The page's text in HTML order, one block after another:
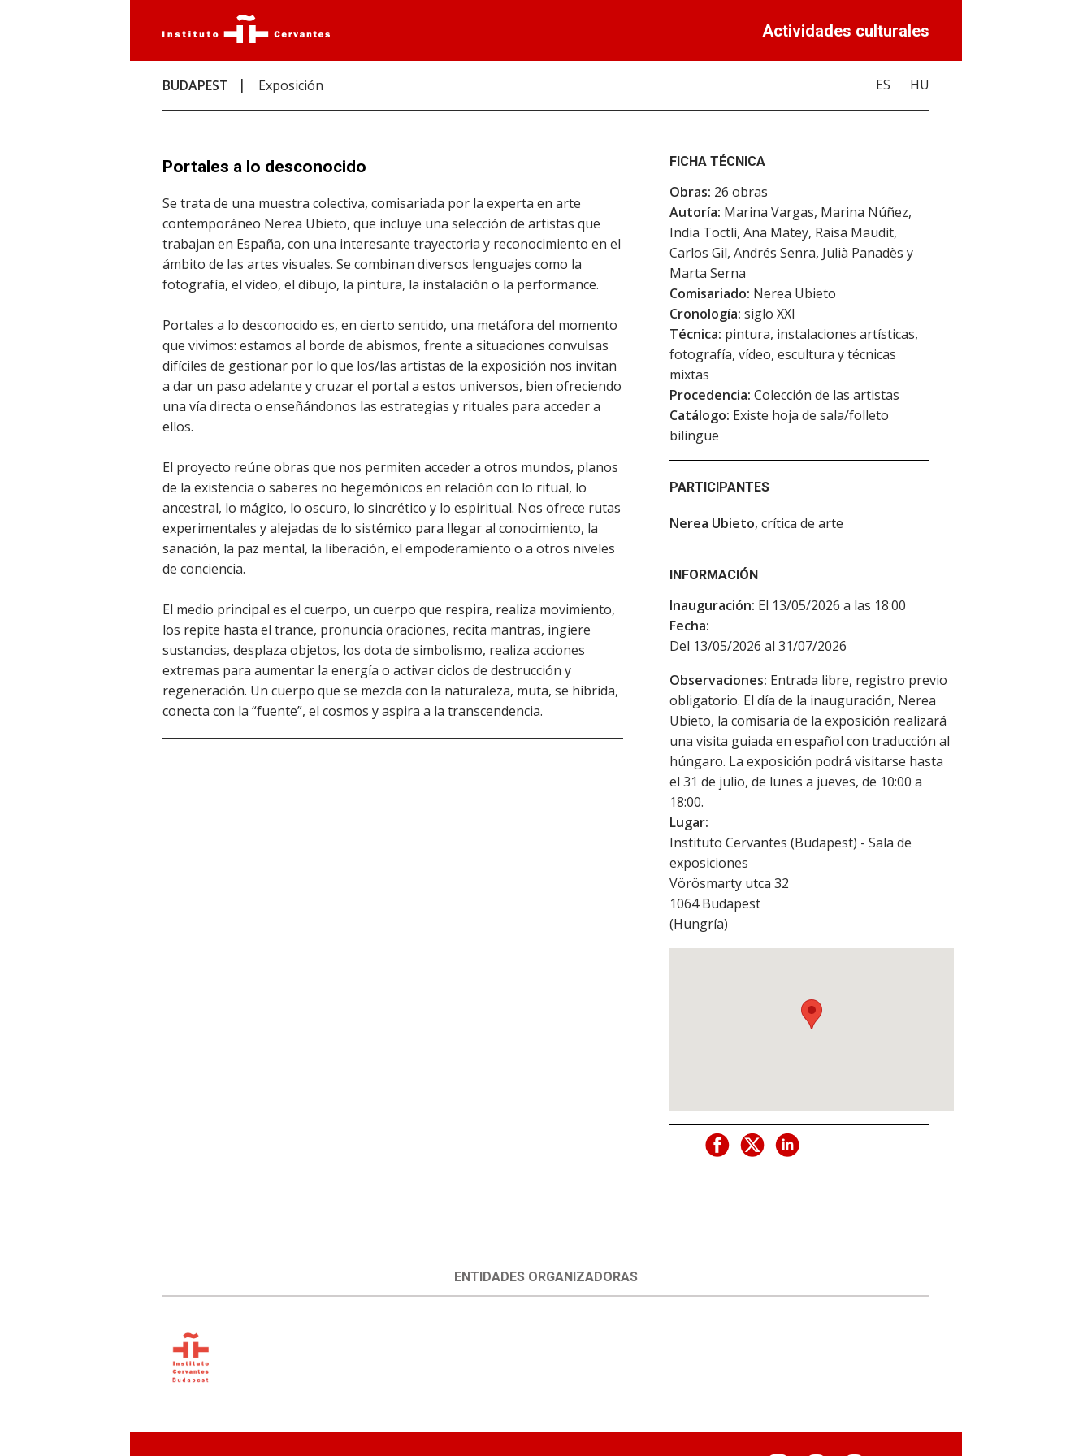
Actividades culturales
BUDAPEST Exposición ES HU
Portales a lo desconocido
Se trata de una muestra colectiva, comisariada por la experta en arte
contemporáneo Nerea Ubieto, que incluye una selección de artistas que
trabajan en España, con una interesante trayectoria y reconocimiento en el
ámbito de las artes visuales. Se combinan diversos lenguajes como la
fotografía, el vídeo, el dibujo, la pintura, la instalación o la performance.
Portales a lo desconocido es, en cierto sentido, una metáfora del momento
que vivimos: estamos al borde de abismos, frente a situaciones convulsas
difíciles de gestionar por lo que los/las artistas de la exposición nos invitan
a dar un paso adelante y cruzar el portal a estos universos, bien ofreciendo
una vía directa o enseñándonos las estrategias y rituales para acceder a
ellos.
El proyecto reúne obras que nos permiten acceder a otros mundos, planos
de la existencia o saberes no hegemónicos en relación con lo ritual, lo
ancestral, lo mágico, lo oscuro, lo sincrético y lo espiritual. Nos ofrece rutas
experimentales y alejadas de lo sistémico para llegar al conocimiento, la
sanación, la paz mental, la liberación, el empoderamiento o a otros niveles
de conciencia.
El medio principal es el cuerpo, un cuerpo que respira, realiza movimiento,
los repite hasta el trance, pronuncia oraciones, recita mantras, ingiere
sustancias, desplaza objetos, los dota de simbolismo, realiza acciones
extremas para aumentar la energía o activar ciclos de destrucción y
regeneración. Un cuerpo que se mezcla con la naturaleza, muta, se hibrida,
conecta con la “fuente”, el cosmos y aspira a la transcendencia.
FICHA TÉCNICA
Obras: 26 obras
Autoría: Marina Vargas, Marina Núñez,
India Toctli, Ana Matey, Raisa Maudit,
Carlos Gil, Andrés Senra, Julià Panadès y
Marta Serna
Comisariado: Nerea Ubieto
Cronología: siglo XXI
Técnica: pintura, instalaciones artísticas,
fotografía, vídeo, escultura y técnicas
mixtas
Procedencia: Colección de las artistas
Catálogo: Existe hoja de sala/folleto
bilingüe
PARTICIPANTES
Nerea Ubieto, crítica de arte
INFORMACIÓN
Inauguración: El 13/05/2026 a las 18:00
Fecha:
Del 13/05/2026 al 31/07/2026
Observaciones: Entrada libre, registro previo
obligatorio. El día de la inauguración, Nerea
Ubieto, la comisaria de la exposición realizará
una visita guiada en español con traducción al
húngaro. La exposición podrá visitarse hasta
el 31 de julio, de lunes a jueves, de 10:00 a
18:00.
Lugar:
Instituto Cervantes (Budapest) - Sala de
exposiciones
Vörösmarty utca 32
1064Budapest
(Hungría)
ENTIDADES ORGANIZADORAS